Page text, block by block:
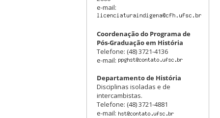
e-mail:
Coordenação do Programa de
Pós-Graduação em História
Telefone: (48) 3721-4136
e-mail:
Departamento de História
Disciplinas isoladas e de
intercambistas.
Telefone: (48) 3721-4881
e-mail: